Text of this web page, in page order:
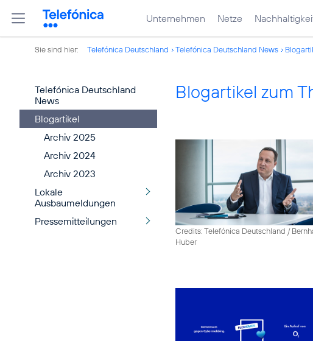
Unternehmen Netze
Sie sind hier: Telefónica Deutschland Telefónica Deutschland News
Telefónica Deutschland
News
Blogartikel
Archiv 2025
Archiv 2024
Archiv 2023
Lokale
Ausbaumeldungen
Pressemitteilungen
Blogartikel zum
Credits: Telefónica Deutschland /
Huber